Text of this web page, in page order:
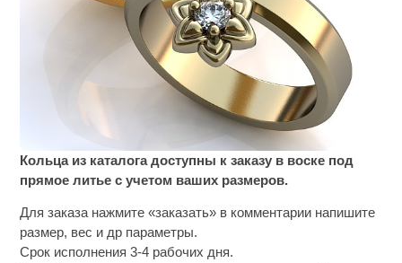
Кольца из каталога доступны к заказу в воске под
прямое литье с учетом ваших размеров.
Для заказа нажмите «заказать» в комментарии напишите
размер, вес и др параметры.
Срок исполнения 3-4 рабочих дня.